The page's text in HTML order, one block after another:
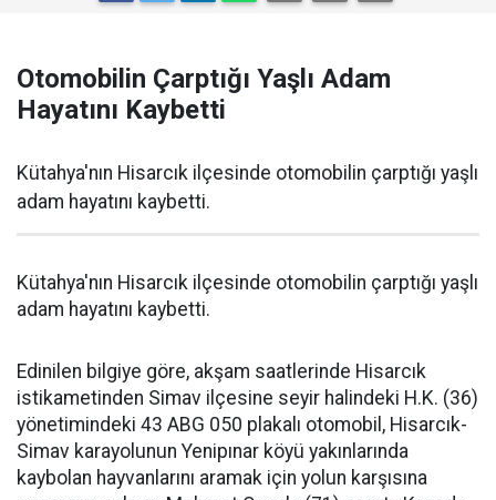
Otomobilin Çarptığı Yaşlı Adam
Hayatını Kaybetti
Kütahya'nın Hisarcık ilçesinde otomobilin çarptığı yaşlı
adam hayatını kaybetti.
Kütahya'nın Hisarcık ilçesinde otomobilin çarptığı yaşlı
adam hayatını kaybetti.
Edinilen bilgiye göre, akşam saatlerinde Hisarcık
istikametinden Simav ilçesine seyir halindeki H.K. (36)
yönetimindeki 43 ABG 050 plakalı otomobil, Hisarcık-
Simav karayolunun Yenipınar köyü yakınlarında
kaybolan hayvanlarını aramak için yolun karşısına